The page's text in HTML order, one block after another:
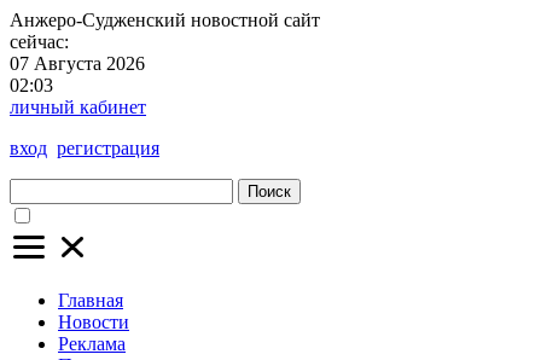
Анжеро-Судженский новостной сайт
сейчас:
07 Августа 2026
02:03
личный кабинет
вход регистрация
Поиск
Главная
Новости
Реклама